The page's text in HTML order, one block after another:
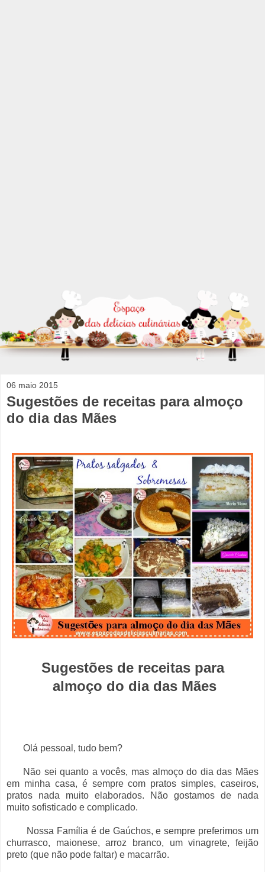
06 maio 2015
Sugestões de receitas para almoço
do dia das Mães
Sugestões de receitas para
almoço do dia das Mães
Olá pessoal, tudo bem?
Não sei quanto a vocês, mas almoço do dia das Mães
em minha casa, é sempre com pratos simples, caseiros,
pratos nada muito elaborados. Não gostamos de nada
muito sofisticado e complicado.
Nossa Família é de Gaúchos, e sempre preferimos um
churrasco, maionese, arroz branco, um vinagrete, feijão
preto (que não pode faltar) e macarrão.